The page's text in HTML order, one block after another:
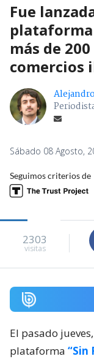
Fue
más de
comercios
Sábado 08 Agosto,
Seguimos criterios de
2303
visitas
El pasado
plataforma “Sin